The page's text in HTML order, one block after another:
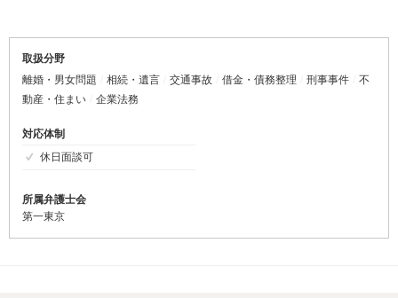
取扱分野
離婚・男女問題
相続・遺言 交通事故 借金・債務整理 刑事事件
不
動産・住まい
企業法務
対応体制
休日面談可
所属弁護士会
第一東京